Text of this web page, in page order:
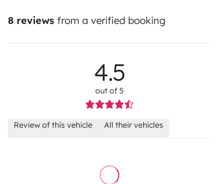
8 reviews from a verified booking
4.5
out of 5
Review of this vehicle All their vehicles